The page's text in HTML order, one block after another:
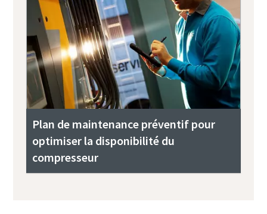
Plan de maintenance préventif pour
optimiser la disponibilité du
compresseur